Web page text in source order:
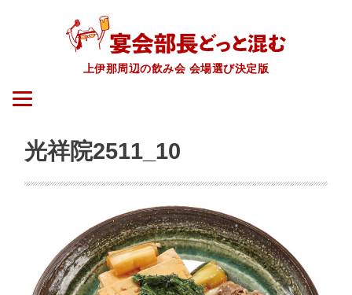
上伊那周辺の飲み会 会場選び決定版
光祥院2511_10